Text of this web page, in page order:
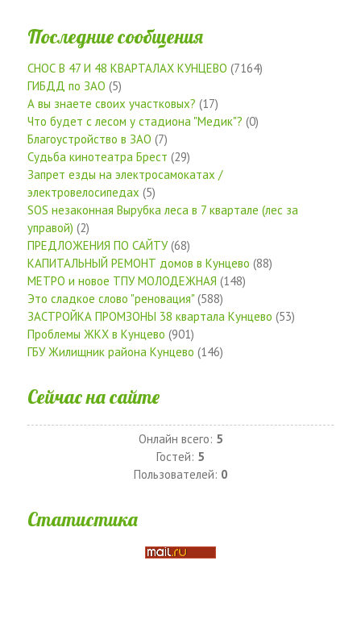
Последние сообщения
СНОС В 47 И 48 КВАРТАЛАХ КУНЦЕВО (7164)
ГИБДД по ЗАО (5)
А вы знаете своих участковых? (17)
Что будет с лесом у стадиона "Медик"? (0)
Благоустройство в ЗАО (7)
Судьба кинотеатра Брест (29)
Запрет езды на электросамокатах /
электровелосипедах (5)
SOS незаконная Вырубка леса в 7 квартале (лес за
управой) (2)
ПРЕДЛОЖЕНИЯ ПО САЙТУ(68)
КАПИТАЛЬНЫЙ РЕМОНТ домов в Кунцево (88)
МЕТРО и новое ТПУ МОЛОДЕЖНАЯ (148)
Это сладкое слово "реновация" (588)
ЗАСТРОЙКА ПРОМЗОНЫ 38 квартала Кунцево (53)
Проблемы ЖКХ в Кунцево (901)
ГБУ Жилищник района Кунцево (146)
Сейчас на сайте
Онлайн всего: 5
Гостей: 5
Пользователей: 0
Статистика